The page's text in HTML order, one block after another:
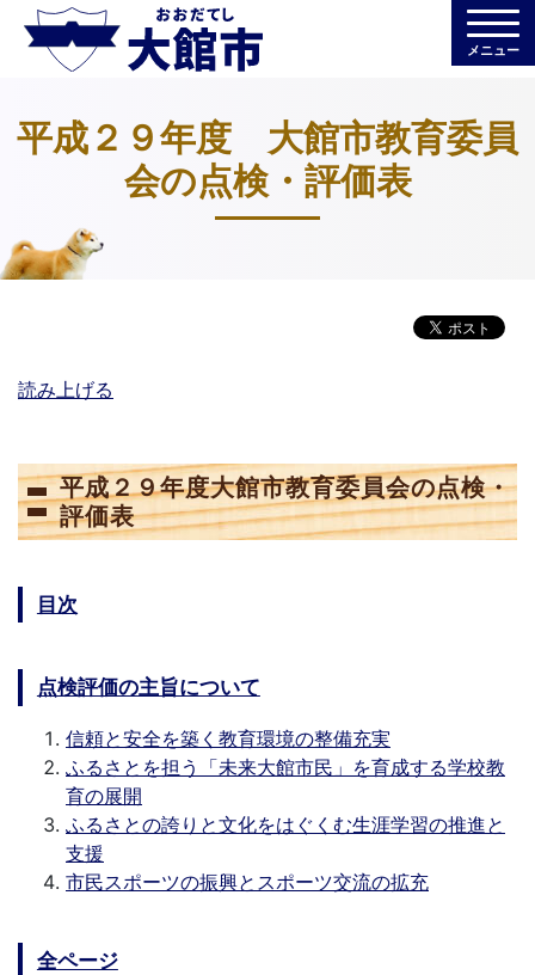
メニュー
平成２９年度 大館市教育委員
会の点検・評価表
読み上げる
平成２９年度大館市教育委員会の点検・
評価表
目次
点検評価の主旨について
信頼と安全を築く教育環境の整備充実
ふるさとを担う「未来大館市民」を育成する学校教
育の展開
ふるさとの誇りと文化をはぐくむ生涯学習の推進と
支援
市民スポーツの振興とスポーツ交流の拡充
全ページ